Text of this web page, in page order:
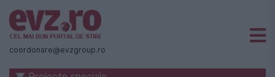
Știri
naționale
coordonare@evzgroup.ro